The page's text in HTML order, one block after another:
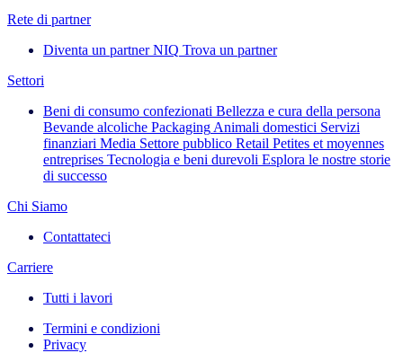
Rete di partner
Diventa un partner NIQ Trova un partner
Settori
Beni di consumo confezionati Bellezza e cura della persona
Bevande alcoliche Packaging Animali domestici Servizi
finanziari Media Settore pubblico Retail Petites et moyennes
entreprises Tecnologia e beni durevoli Esplora le nostre storie
di successo
Chi Siamo
Contattateci
Carriere
Tutti i lavori
Termini e condizioni
Privacy